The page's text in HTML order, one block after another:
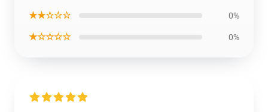
★★☆☆☆ 0%
★☆☆☆☆ 0%